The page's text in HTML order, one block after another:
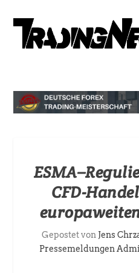
CFD-
Gepostet von Jens
Pressemeldungen